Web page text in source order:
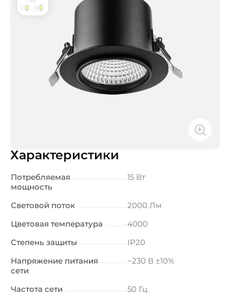
Характеристики
Потребляемая
мощность
15 Вт
Световой поток
2000 Лм
Цветовая температура
4000
Степень защиты
IP20
Напряжение питания
сети
~230 В ±10%
Частота сети
50 Гц